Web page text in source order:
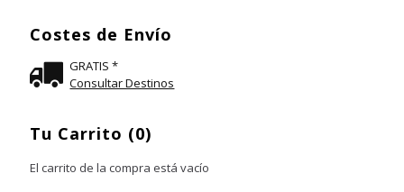
Costes de Envío
GRATIS *
Consultar Destinos
Tu Carrito (0)
El carrito de la compra está vacío